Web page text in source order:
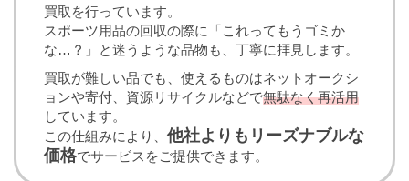
買取を行っています。
スポーツ用品の回収の際に「これってもうゴミか
な…？」と迷うような品物も、丁寧に拝見します。
買取が難しい品でも、使えるものはネットオークシ
ョンや寄付、資源リサイクルなどで無駄なく再活用
しています。
この仕組みにより、 他社よりもリーズナブルな
価格でサービスをご提供できます。